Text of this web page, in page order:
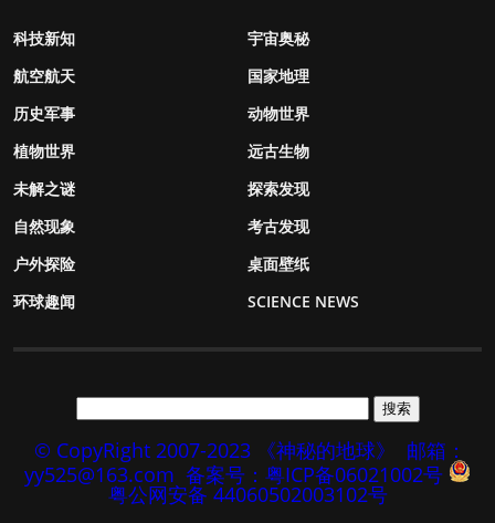
科技新知
宇宙奥秘
航空航天
国家地理
历史军事
动物世界
植物世界
远古生物
未解之谜
探索发现
自然现象
考古发现
户外探险
桌面壁纸
环球趣闻
SCIENCE NEWS
© CopyRight 2007-2023 《神秘的地球》
邮箱：
yy525@163.com 备案号：粤ICP备06021002号
粤公网安备 44060502003102号